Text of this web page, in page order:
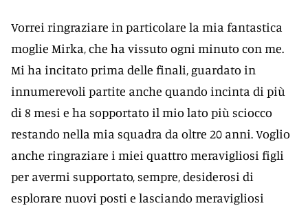
Vorrei ringraziare in particolare la mia fantastica
moglie Mirka, che ha vissuto ogni minuto con me.
Mi ha incitato prima delle finali, guardato in
innumerevoli partite anche quando incinta di più
di 8 mesi e ha sopportato il mio lato più sciocco
restando nella mia squadra da oltre 20 anni. Voglio
anche ringraziare i miei quattro meravigliosi figli
per avermi supportato, sempre, desiderosi di
esplorare nuovi posti e lasciando meravigliosi